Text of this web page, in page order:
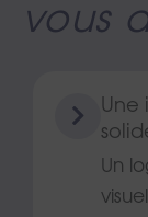
vous
Une
Un